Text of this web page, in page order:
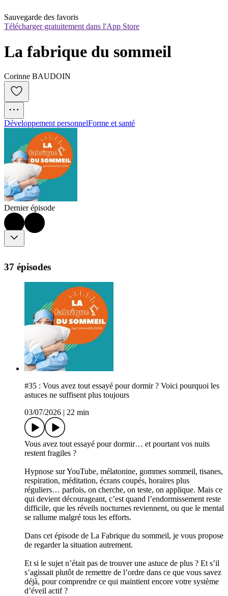
Sauvegarde des favoris
Télécharger gratuitement dans l'App Store
La fabrique du sommeil
Corinne BAUDOIN
Développement personnelForme et santé
Dernier épisode
37 épisodes
#35 : Vous avez tout essayé pour dormir ? Voici pourquoi les
astuces ne suffisent plus toujours
03/07/2026
22 min
Vous avez tout essayé pour dormir… et pourtant vos nuits
restent fragiles ?
Hypnose sur YouTube, mélatonine, gommes sommeil, tisanes,
respiration, méditation, écrans coupés, horaires plus
réguliers… parfois, on cherche, on teste, on applique. Mais ce
qui devient décourageant, c’est quand l’endormissement reste
difficile, que les réveils nocturnes reviennent, ou que le mental
se rallume malgré tous les efforts.
Dans cet épisode de La Fabrique du sommeil, je vous propose
de regarder la situation autrement.
Et si le sujet n’était pas de trouver une astuce de plus ? Et s’il
s’agissait plutôt de remettre de l’ordre dans ce que vous savez
déjà, pour comprendre ce qui maintient encore votre système
d’éveil actif ?